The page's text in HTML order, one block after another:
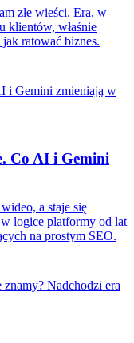
złe wieści. Era, w
klientów, właśnie
ratować biznes.
Co AI i Gemini
a staje się
logice platformy od lat
na prostym SEO.